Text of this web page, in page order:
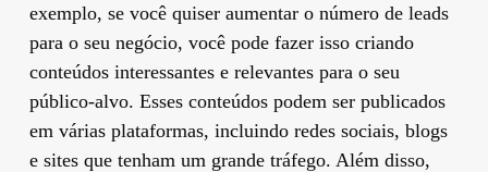
exemplo, se você quiser aumentar o número de leads
para o seu negócio, você pode fazer isso criando
conteúdos interessantes e relevantes para o seu
público-alvo. Esses conteúdos podem ser publicados
em várias plataformas, incluindo redes sociais, blogs
e sites que tenham um grande tráfego. Além disso,